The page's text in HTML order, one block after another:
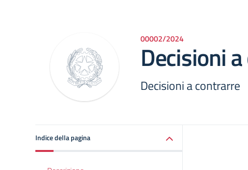
00002/2024
Decisioni
Decisioni a contrarre
Indice della pagina